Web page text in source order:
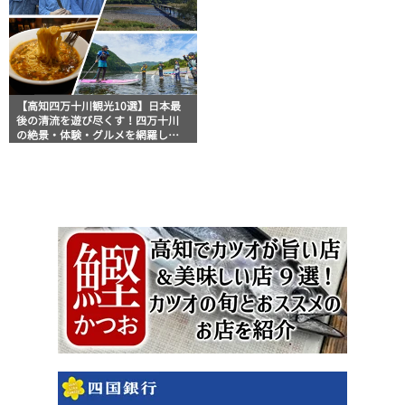
【高知四万十川観光10選】日本最
後の清流を遊び尽くす！四万十川
の絶景・体験・グルメを網羅した